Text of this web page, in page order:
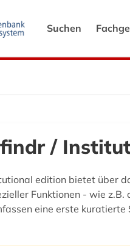
Suchen
/
edition bietet über
Funktionen - wie
eine erste